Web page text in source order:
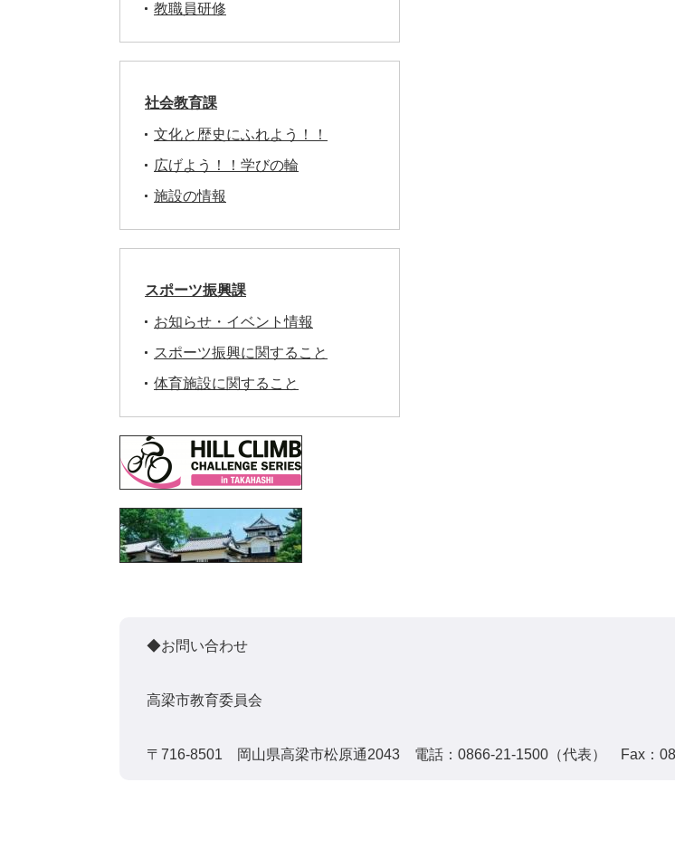
教職員研修
社会教育課
文化と歴史にふれよう！！
広げよう！！学びの輪
施設の情報
スポーツ振興課
お知らせ・イベント情報
スポーツ振興に関すること
体育施設に関すること
◆お問い合わせ
高梁市教育委員会
〒716-8501 岡山県高梁市松原通2043 電話：0866-21-1500（代表） Fax：